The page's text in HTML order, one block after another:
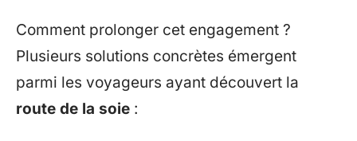
Comment prolonger cet engagement ?
Plusieurs solutions concrètes émergent
parmi les voyageurs ayant découvert la
route de la soie :